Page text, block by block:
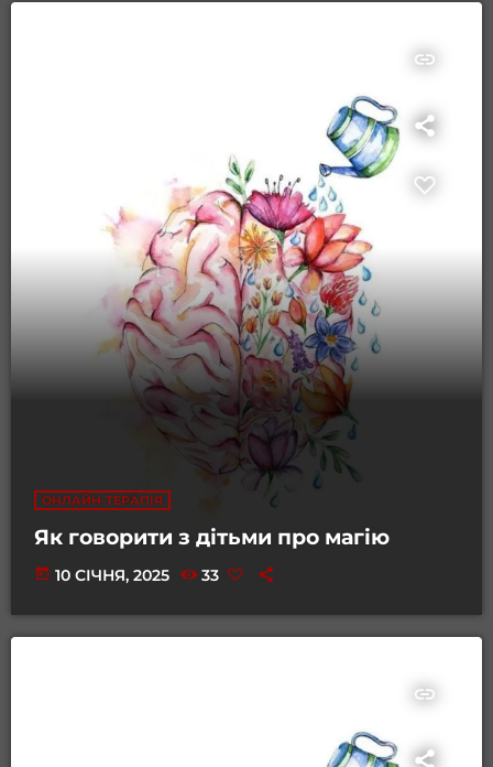
insert_link
ОНЛАЙН-ТЕРАПІЯ
Як говорити з дітьми про магію
today 10 СІЧНЯ, 2025 33
insert_link